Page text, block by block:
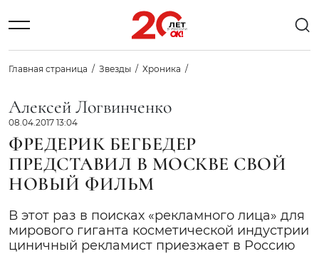
Главная страница Звезды Хроника
Алексей Логвинченко
08.04.2017 13:04
ФРЕДЕРИК БЕГБЕДЕР
ПРЕДСТАВИЛ В МОСКВЕ СВОЙ
НОВЫЙ ФИЛЬМ
В этот раз в поисках «рекламного лица» для
мирового гиганта косметической индустрии
циничный рекламист приезжает в Россию